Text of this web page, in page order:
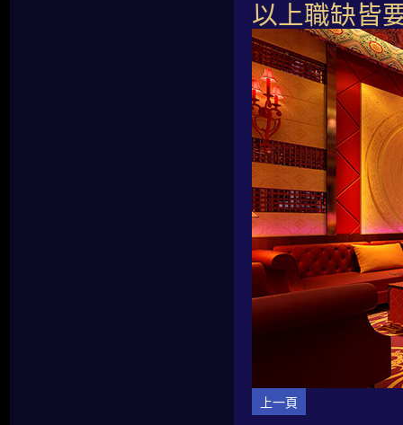
以上職缺皆
上一頁